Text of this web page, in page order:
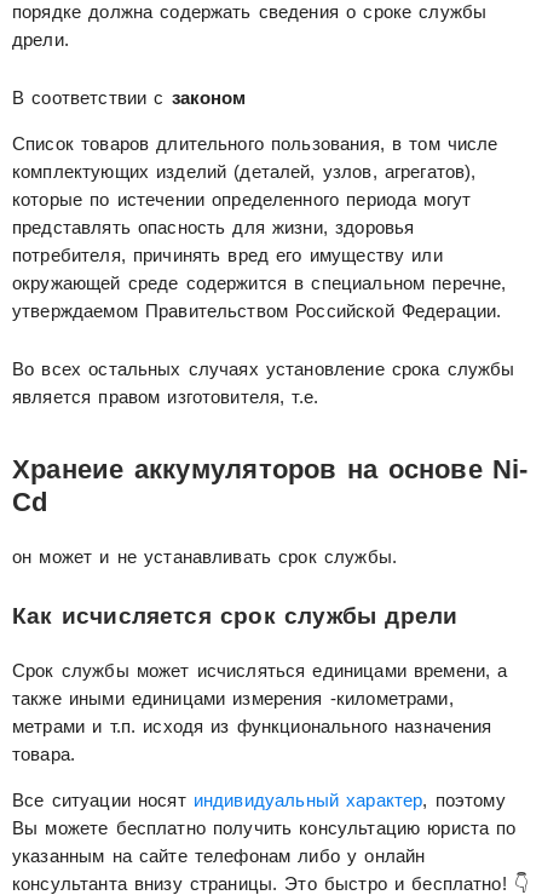
порядке должна содержать сведения о сроке службы
дрели.
В соответствии с законом
Список товаров длительного пользования, в том числе
комплектующих изделий (деталей, узлов, агрегатов),
которые по истечении определенного периода могут
представлять опасность для жизни, здоровья
потребителя, причинять вред его имуществу или
окружающей среде содержится в специальном перечне,
утверждаемом Правительством Российской Федерации.
Во всех остальных случаях установление срока службы
является правом изготовителя, т.е.
Хранеие аккумуляторов на основе Ni-
Cd
он может и не устанавливать срок службы.
Как исчисляется срок службы дрели
Срок службы может исчисляться единицами времени, а
также иными единицами измерения -километрами,
метрами и т.п. исходя из функционального назначения
товара.
Все ситуации носят индивидуальный характер, поэтому
Вы можете бесплатно получить консультацию юриста по
указанным на сайте телефонам либо у онлайн
консультанта внизу страницы. Это быстро и бесплатно! 👇